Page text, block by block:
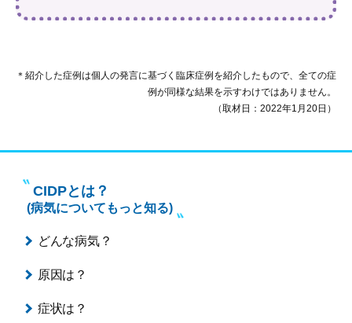
＊紹介した症例は個人の発言に基づく臨床症例を紹介したもので、全ての症
例が同様な結果を示すわけではありません。
（取材日：2022年1月20日）
CIDPとは？
(病気についてもっと知る)
どんな病気？
原因は？
症状は？